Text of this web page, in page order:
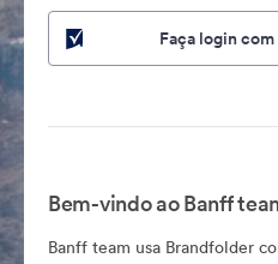
Faça login
Bem-vindo ao Banff
Banff team usa Brandfolder